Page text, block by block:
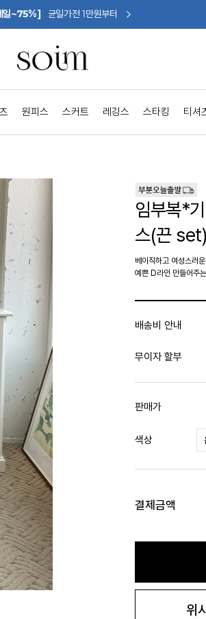
일~75%] 균일가전 1만원부터
원피스 스커트 레깅스 스타킹 티셔
임부복*
스(끈
베이직하고 여성스러
예쁜 D라인 만들어주
배송비 안내
무이자 할부
판매가
색상
결제금액
위